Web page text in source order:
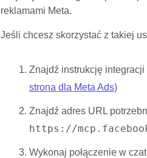
reklamami Meta.
Jeśli chcesz skorzystać z takiej
Znajdź instrukcję integracji
strona dla Meta Ads)
Znajdź adres URL
https://
Wykonaj połączenie w